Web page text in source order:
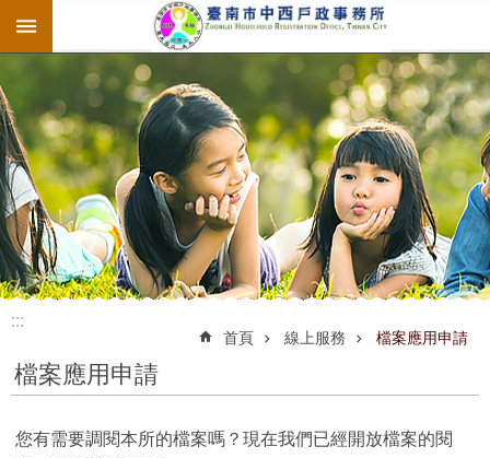
跳到主要內容區塊
:::
:::
首頁 線上服務 檔案應用申請
檔案應用申請
您有需要調閱本所的檔案嗎？現在我們已經開放檔案的閱